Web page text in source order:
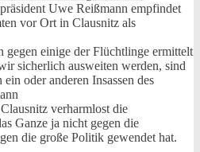
Uwe Reißmann empfindet
vor Ort in Clausnitz als
gegen einige der Flüchtlinge ermittelt
sicherlich ausweiten werden, sind
oder anderen Insassen des
verharmlost die
Ganze ja nicht gegen die
die große Politik gewendet hat.